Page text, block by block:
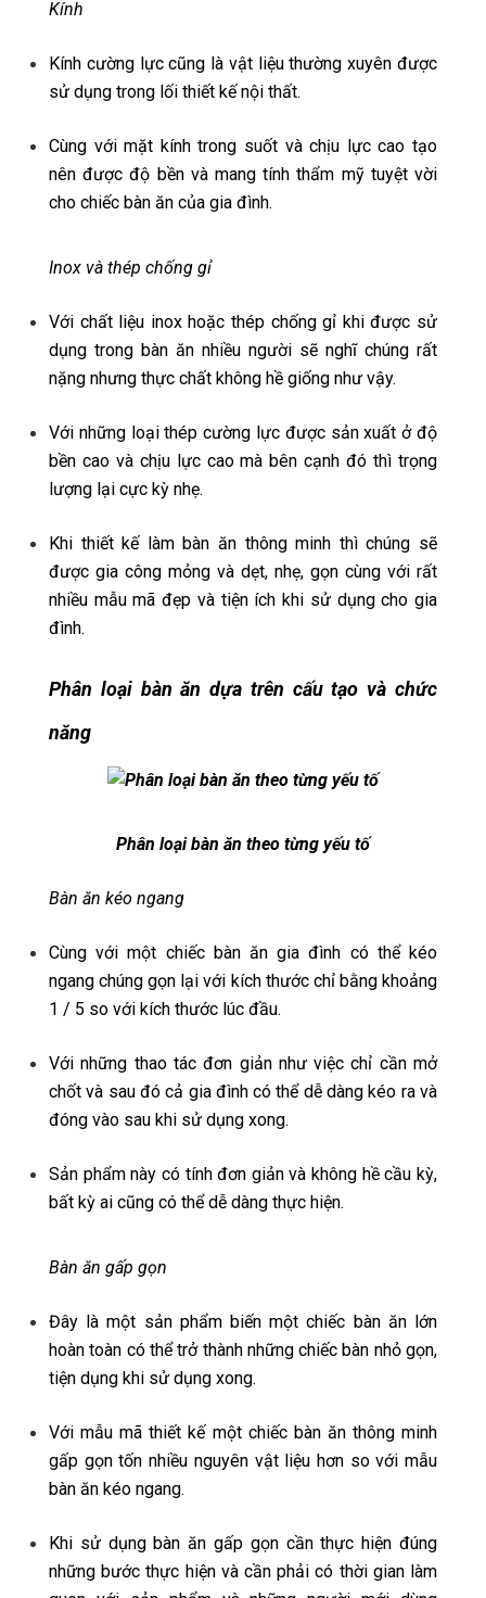
Kính
Kính cường lực cũng là vật liệu thường xuyên được
sử dụng trong lối thiết kế nội thất.
Cùng với mặt kính trong suốt và chịu lực cao tạo
nên được độ bền và mang tính thẩm mỹ tuyệt vời
cho chiếc bàn ăn của gia đình.
Inox và thép chống gỉ
Với chất liệu inox hoặc thép chống gỉ khi được sử
dụng trong bàn ăn nhiều người sẽ nghĩ chúng rất
nặng nhưng thực chất không hề giống như vậy.
Với những loại thép cường lực được sản xuất ở độ
bền cao và chịu lực cao mà bên cạnh đó thì trọng
lượng lại cực kỳ nhẹ.
Khi thiết kế làm bàn ăn thông minh thì chúng sẽ
được gia công mỏng và dẹt, nhẹ, gọn cùng với rất
nhiều mẫu mã đẹp và tiện ích khi sử dụng cho gia
đình.
Phân loại bàn ăn dựa trên cấu tạo và chức
năng
Phân loại bàn ăn theo từng yếu tố
Bàn ăn kéo ngang
Cùng với một chiếc bàn ăn gia đình có thể kéo
ngang chúng gọn lại với kích thước chỉ bằng khoảng
1 / 5 so với kích thước lúc đầu.
Với những thao tác đơn giản như việc chỉ cần mở
chốt và sau đó cả gia đình có thể dễ dàng kéo ra và
đóng vào sau khi sử dụng xong.
Sản phẩm này có tính đơn giản và không hề cầu kỳ,
bất kỳ ai cũng có thể dễ dàng thực hiện.
Bàn ăn gấp gọn
Đây là một sản phẩm biến một chiếc bàn ăn lớn
hoàn toàn có thể trở thành những chiếc bàn nhỏ gọn,
tiện dụng khi sử dụng xong.
Với mẫu mã thiết kế một chiếc bàn ăn thông minh
gấp gọn tốn nhiều nguyên vật liệu hơn so với mẫu
bàn ăn kéo ngang.
Khi sử dụng bàn ăn gấp gọn cần thực hiện đúng
những bước thực hiện và cần phải có thời gian làm